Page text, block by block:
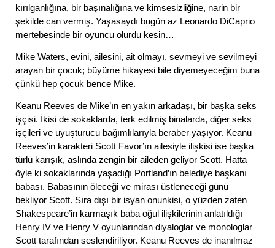
kırılganlığına, bir başınalığına ve kimsesizliğine, narin bir
şekilde can vermiş. Yaşasaydı bugün az Leonardo DiCaprio
mertebesinde bir oyuncu olurdu kesin…
Mike Waters, evini, ailesini, ait olmayı, sevmeyi ve sevilmeyi
arayan bir çocuk; büyüme hikayesi bile diyemeyeceğim buna
çünkü hep çocuk bence Mike.
Keanu Reeves de Mike’ın en yakın arkadaşı, bir başka seks
işçisi. İkisi de sokaklarda, terk edilmiş binalarda, diğer seks
işçileri ve uyuşturucu bağımlılarıyla beraber yaşıyor. Keanu
Reeves’in karakteri Scott Favor’ın ailesiyle ilişkisi ise başka
türlü karışık, aslında zengin bir aileden geliyor Scott. Hatta
öyle ki sokaklarında yaşadığı Portland’ın belediye başkanı
babası. Babasının öleceği ve mirası üstleneceği günü
bekliyor Scott. Sıra dışı bir isyan onunkisi, o yüzden zaten
Shakespeare’in karmaşık baba oğul ilişkilerinin anlatıldığı
Henry IV ve Henry V oyunlarından diyaloglar ve monologlar
Scott tarafından seslendiriliyor. Keanu Reeves de inanılmaz